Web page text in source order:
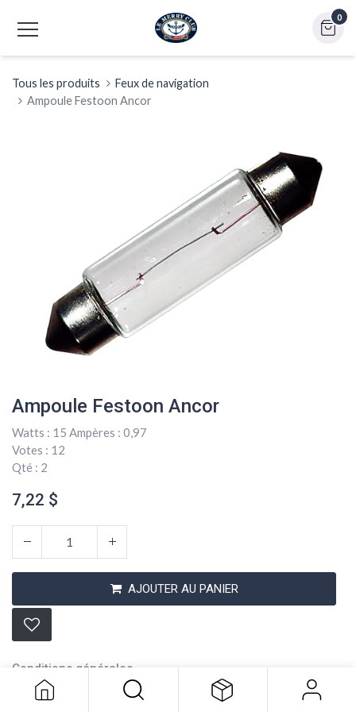
0
Tous les produits
Feux de navigation
Ampoule Festoon Ancor
Ampoule Festoon Ancor
Watts : 15 Ampères : 0,97
Votes : 12
Qté : 2
7,22 $
AJOUTER AU PANIER
Conditions générales
Expédition : 2-3 jours ouvrables